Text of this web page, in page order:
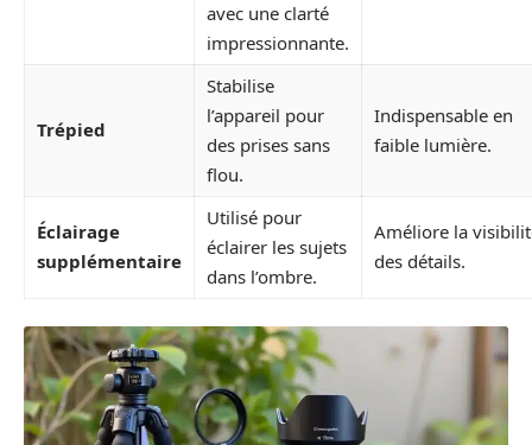
avec une clarté
impressionnante.
Trépied
Stabilise
l’appareil pour
des prises sans
flou.
Indispensable en
faible lumière.
Éclairage
supplémentaire
Utilisé pour
éclairer les sujets
dans l’ombre.
Améliore la
des détails.